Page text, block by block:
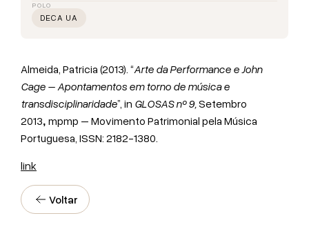
POLO
DECA UA
Almeida, Patricia (2013). “Arte da Performance e John
Cage – Apontamentos em torno de música e
transdisciplinaridade”, in GLOSAS nº 9,Setembro
2013, mpmp – Movimento Patrimonial pela Música
Portuguesa, ISSN: 2182-1380.
link
Voltar